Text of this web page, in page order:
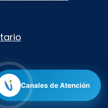
Canales de Atención